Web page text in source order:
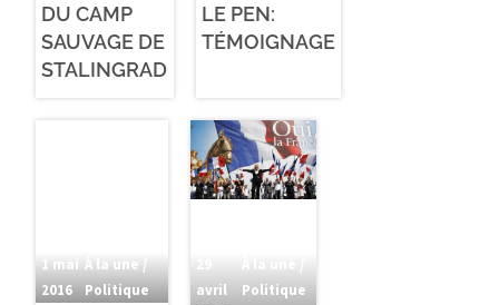
DU CAMP
SAUVAGE DE
STALINGRAD
LE PEN:
TÉMOIGNAGE
1 mai
2016
À la une /
Politique
avril
Politique